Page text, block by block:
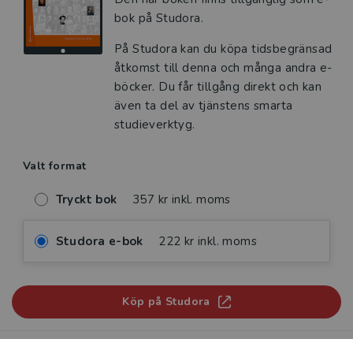
bok på Studora.
På Studora kan du köpa tidsbegränsad
åtkomst till denna och många andra e-
böcker. Du får tillgång direkt och kan
även ta del av tjänstens smarta
studieverktyg.
Valt format
Tryckt bok 357 kr inkl. moms
Studora e-bok 222 kr inkl. moms
Köp på Studora